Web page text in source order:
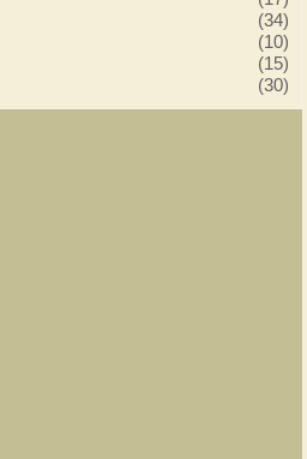
(34)
(10)
(15)
(30)